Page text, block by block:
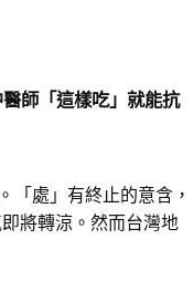
師「這樣吃」就能抗
「處」有終止的意含，
將轉涼。然而台灣地